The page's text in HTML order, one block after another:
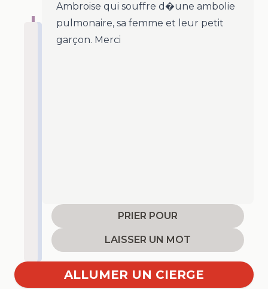
Ambroise qui souffre d�une ambolie
pulmonaire, sa femme et leur petit
garçon. Merci
PRIER POUR
LAISSER UN MOT
ALLUMER UN CIERGE